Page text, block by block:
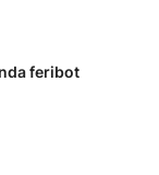
feribot